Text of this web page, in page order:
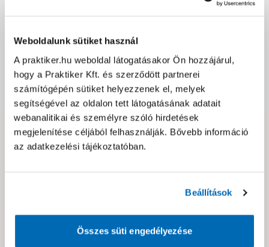
Weboldalunk sütiket használ
A praktiker.hu weboldal látogatásakor Ön hozzájárul,
hogy a Praktiker Kft. és szerződött partnerei
számítógépén sütiket helyezzenek el, melyek
segítségével az oldalon tett látogatásának adatait
webanalitikai és személyre szóló hirdetések
megjelenítése céljából felhasználják. Bővebb információ
az adatkezelési tájékoztatóban.
Beállítások
Összes süti engedélyezése
Csomagolási és súly információk
Dokumentumok, felelős személy
Hibát találtál az oldalon vagy a termék leírásában?